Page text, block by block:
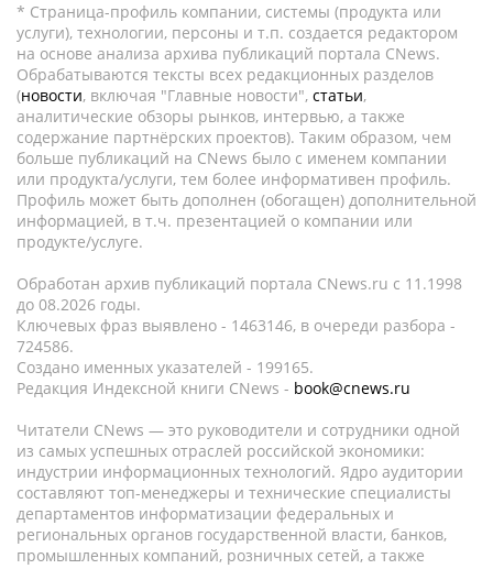
* Страница-профиль компании, системы (продукта или
услуги), технологии, персоны и т.п. создается редактором
на основе анализа архива публикаций портала CNews.
Обрабатываются тексты всех редакционных разделов
(новости, включая "Главные новости", статьи,
аналитические обзоры рынков, интервью, а также
содержание партнёрских проектов). Таким образом, чем
больше публикаций на CNews было с именем компании
или продукта/услуги, тем более информативен профиль.
Профиль может быть дополнен (обогащен) дополнительной
информацией, в т.ч. презентацией о компании или
продукте/услуге.
Обработан архив публикаций портала CNews.ru c 11.1998
до 08.2026 годы.
Ключевых фраз выявлено - 1463146, в очереди разбора -
724586.
Создано именных указателей - 199165.
Редакция Индексной книги CNews - book@cnews.ru
Читатели CNews — это руководители и сотрудники одной
из самых успешных отраслей российской экономики:
индустрии информационных технологий. Ядро аудитории
составляют топ-менеджеры и технические специалисты
департаментов информатизации федеральных и
региональных органов государственной власти, банков,
промышленных компаний, розничных сетей, а также